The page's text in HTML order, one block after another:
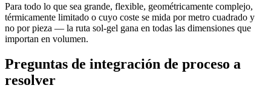
Para todo lo que sea grande, flexible, geométricamente complejo,
térmicamente limitado o cuyo coste se mida por metro cuadrado y
no por pieza — la ruta sol-gel gana en todas las dimensiones que
importan en volumen.
Preguntas de integración de proceso a
resolver